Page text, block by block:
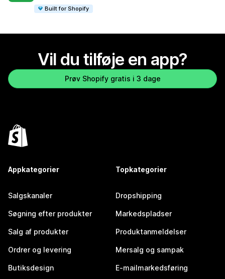
Built for Shopify
Vil du tilføje en app?
Prøv Shopify gratis i 3 dage
Appkategorier
Salgskanaler
Søgning efter produkter
Salg af produkter
Ordrer og levering
Butiksdesign
Topkategorier
Dropshipping
Markedspladser
Produktanmeldelser
Mersalg og sampak
E-mailmarkedsføring